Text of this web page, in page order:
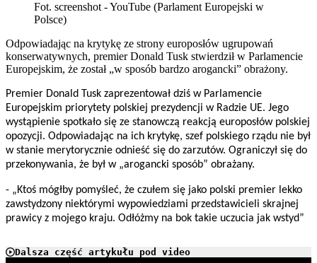
Fot. screenshot - YouTube (Parlament Europejski w
Polsce)
Odpowiadając na krytykę ze strony europosłów ugrupowań
konserwatywnych, premier Donald Tusk stwierdził w Parlamencie
Europejskim, że został „w sposób bardzo arogancki” obrażony.
Premier Donald Tusk zaprezentował dziś w Parlamencie
Europejskim priorytety polskiej prezydencji w Radzie UE. Jego
wystąpienie spotkało się ze stanowczą reakcją europosłów polskiej
opozycji. Odpowiadając na ich krytykę, szef polskiego rządu nie był
w stanie merytorycznie odnieść się do zarzutów. Ograniczył się do
przekonywania, że był w „arogancki sposób” obrażany.
- „Ktoś mógłby pomyśleć, że czułem się jako polski premier lekko
zawstydzony niektórymi wypowiedziami przedstawicieli skrajnej
prawicy z mojego kraju. Odłóżmy na bok takie uczucia jak wstyd”
Dalsza część artykułu pod video